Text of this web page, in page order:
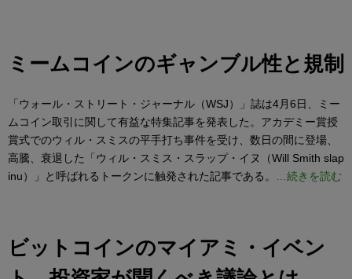
ミームコインのギャンブル性と規制
「ウォール・ストリート・ジャーナル（WSJ）」誌は4月6日、ミー
ムコイン取引に関して有益な特集記事を発表した。アカデミー賞授
賞式でのウィル・スミスの平手打ち事件を受け、数日の間に登場、
高騰、衰退した「ウィル・スミス・スラップ・イヌ（Will Smith slap
inu）」と呼ばれるトークンに触発された記事である。
…続きを読む
ビットコインのマイアミ・イベン